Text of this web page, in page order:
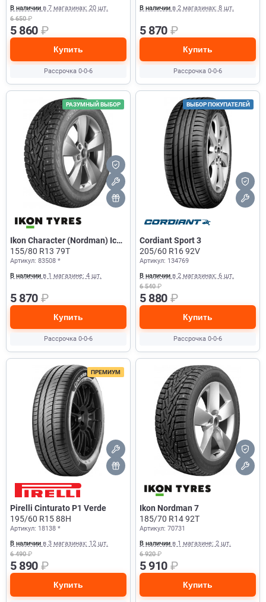
В наличии в 7 магазинах: 20 шт.
6 650₽
5 860 ₽
Купить
Рассрочка 0-0-6
В наличии в 2 магазинах: 8 шт.
5 870 ₽
Купить
Рассрочка 0-0-6
РАЗУМНЫЙ ВЫБОР
Ikon Character (Nordman) Ice
7155/80 R13 79T
Артикул: 83508 *
В наличии в 1 магазине: 4 шт.
5 870 ₽
Купить
Рассрочка 0-0-6
ВЫБОР ПОКУПАТЕЛЕЙ
Cordiant Sport 3
205/60 R16 92V
Артикул: 134769
В наличии в 2 магазинах: 6 шт.
6 540₽
5 880 ₽
Купить
Рассрочка 0-0-6
ПРЕМИУМ
Pirelli Cinturato P1 Verde
195/60 R15 88H
Артикул: 18138 *
В наличии в 3 магазинах: 12 шт.
6 490₽
5 890 ₽
Купить
Ikon Nordman 7
185/70 R14 92T
Артикул: 70731
В наличии в 1 магазине: 2 шт.
6 920₽
5 910 ₽
Купить